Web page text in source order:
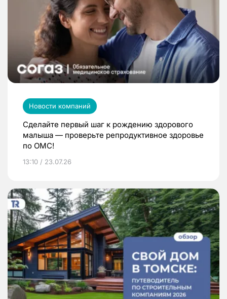
Новости компаний
Сделайте первый шаг к рождению здорового
малыша — проверьте репродуктивное здоровье
по ОМС!
13:10 / 23.07.26